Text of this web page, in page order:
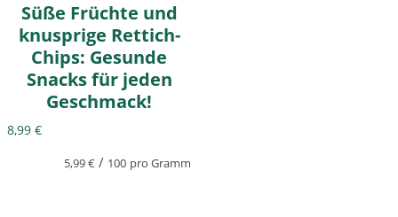
Süße Früchte und
knusprige Rettich-
Chips: Gesunde
Snacks für jeden
Geschmack!
8,99 €
5,99€ / 100 pro Gramm